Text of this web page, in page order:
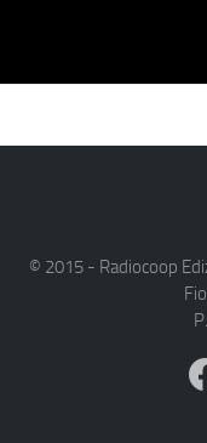
© 2015 - Radiocoop